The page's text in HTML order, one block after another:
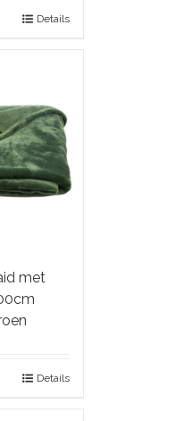
Details
met
Details